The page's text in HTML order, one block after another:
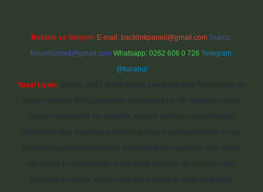
Reklam ve İletişim: E-mail: backlinkpaneli@gmail.com Teams:
forumhizmeti@gmail.com Whatsapp: 0262 606 0 726 Telegram:
@karabul
Yasal Uyarı: